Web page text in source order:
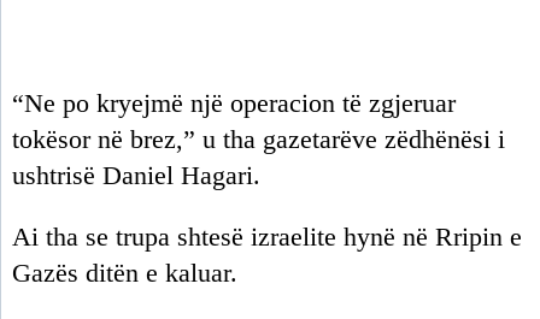
“Ne po kryejmë një operacion të zgjeruar
tokësor në brez,” u tha gazetarëve zëdhënësi i
ushtrisë Daniel Hagari.
Ai tha se trupa shtesë izraelite hynë në Rripin e
Gazës ditën e kaluar.